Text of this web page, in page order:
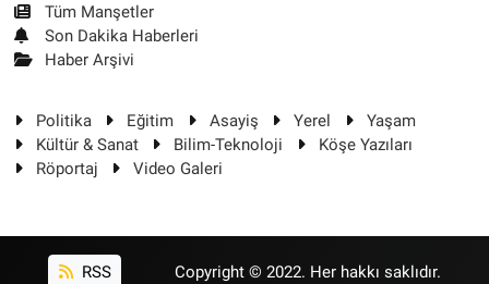
Tüm Manşetler
Son Dakika Haberleri
Haber Arşivi
Politika Eğitim Asayiş Yerel
Yaşam
Kültür & Sanat
Bilim-Teknoloji
Köşe Yazıları
Röportaj
Video Galeri
RSS Copyright © 2022. Her hakkı saklıdır.